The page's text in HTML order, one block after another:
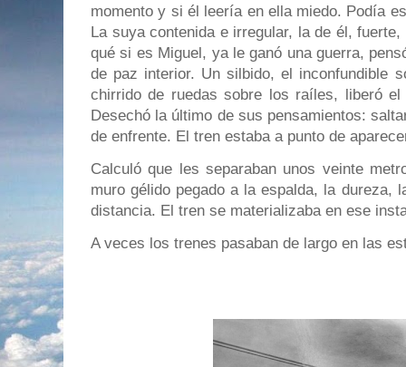
momento y si él leería en ella miedo. Podía
La suya contenida e irregular, la de él,
qué si es Miguel, ya le ganó una guerra,
de paz interior. Un silbido, el inconfundible
chirrido de ruedas sobre los raíles, liberó
Desechó la último de sus pensamientos:
de enfrente. El tren estaba a punto de
Calculó que les separaban unos veinte
muro gélido pegado a la espalda, la dureza,
distancia. El tren se materializaba en ese
A veces los trenes pasaban de largo en las